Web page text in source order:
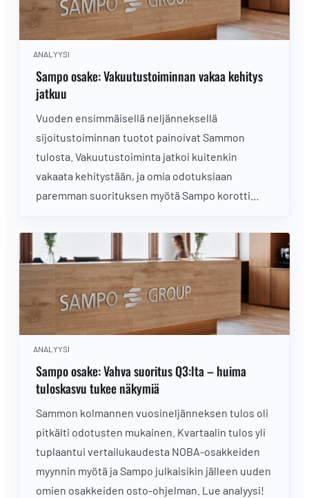
ANALYYSI
Sampo osake: Vakuutustoiminnan vakaa kehitys
jatkuu
Vuoden ensimmäisellä neljänneksellä
sijoitustoiminnan tuotot painoivat Sammon
tulosta. Vakuutustoiminta jatkoi kuitenkin
vakaata kehitystään, ja omia odotuksiaan
paremman suorituksen myötä Sampo korotti
tuloksesta!
ANALYYSI
Sampo osake: Vahva suoritus Q3:lta – huima
tuloskasvu tukee näkymiä
Sammon kolmannen vuosineljänneksen tulos oli
pitkälti odotusten mukainen. Kvartaalin tulos yli
tuplaantui vertailukaudesta NOBA-osakkeiden
myynnin myötä ja Sampo julkaisikin jälleen uuden
omien osakkeiden osto-ohjelman. Lue analyysi!